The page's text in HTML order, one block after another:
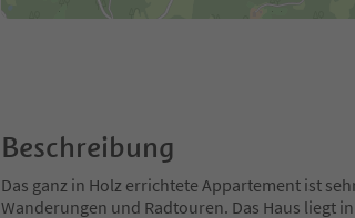
Beschreibung
Das ganz in Holz errichtete Appartement ist
Wanderungen und Radtouren. Das Haus liegt